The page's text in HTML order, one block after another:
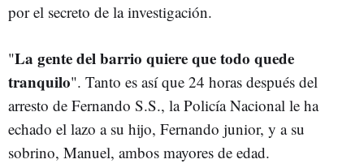
por el secreto de la investigación.
"La gente del barrio quiere que todo quede
tranquilo". Tanto es así que 24 horas después del
arresto de Fernando S.S., la Policía Nacional le ha
echado el lazo a su hijo, Fernando junior, y a su
sobrino, Manuel, ambos mayores de edad.